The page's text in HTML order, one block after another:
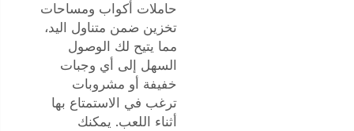
حاملات أكواب ومساحات
تخزين ضمن متناول اليد،
مما يتيح لك الوصول
السهل إلى أي وجبات
خفيفة أو مشروبات
ترغب في الاستمتاع بها
أثناء اللعب. يمكنك